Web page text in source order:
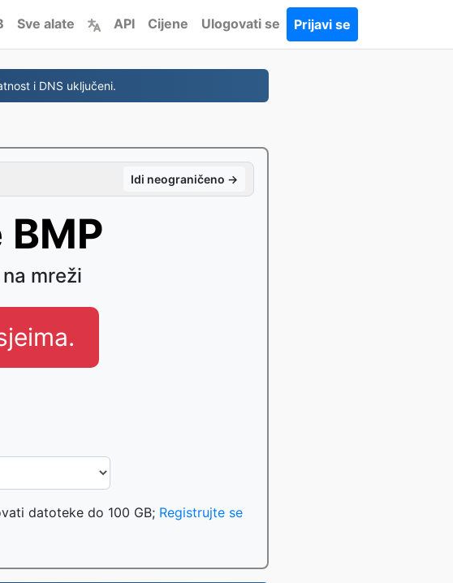
Sve alate API Cijene Ulogovati se Prijavi se
i DNS uključeni.
Idi neograničeno →
mreži
datoteke do 100 GB; Registrujte se